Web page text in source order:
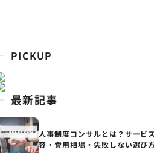
PICKUP
最新記事
人事制度コンサルとは？サービ
容・費用相場・失敗しない選び